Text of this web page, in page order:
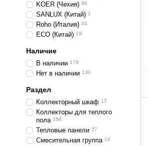
KOER (Чехия) 98
SANLUX (Китай) 1
Roho (Италия) 34
ECO (Китай) 19
Наличие
В наличии 178
Нет в наличии 130
Раздел
Коллекторный шкаф 17
Коллекторы для теплого
пола 164
Тепловые панели 37
Смесительная группа 14